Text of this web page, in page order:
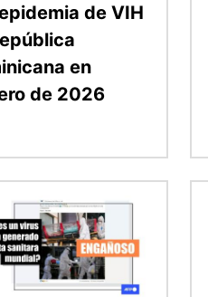
de VIH
en
de 2026